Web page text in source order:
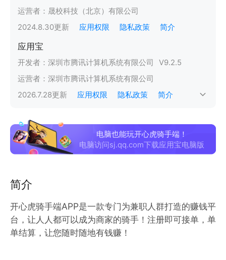
运营者： 晟校科技（北京）有限公司
2024.8.30更新 应用权限 隐私政策 简介
应用宝
开发者： 深圳市腾讯计算机系统有限公司 V9.2.5
运营者： 深圳市腾讯计算机系统有限公司
2026.7.28更新 应用权限 隐私政策 简介
电脑也能玩开心虎骑手端！
电脑访问sj.qq.com下载应用宝电脑版
简介
开心虎骑手端APP是一款专门为兼职人群打造的赚钱平
台，让人人都可以成为商家的骑手！注册即可接单，单
单结算，让您随时随地有钱赚！